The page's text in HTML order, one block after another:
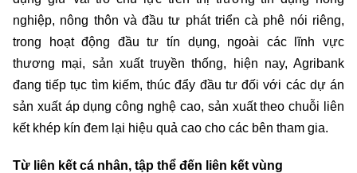
nghiệp, nông thôn và đầu tư phát triển cà phê nói riêng,
trong hoạt động đầu tư tín dụng, ngoài các lĩnh vực
thương mại, sản xuất truyền thống, hiện nay, Agribank
đang tiếp tục tìm kiếm, thúc đẩy đầu tư đối với các dự án
sản xuất áp dụng công nghệ cao, sản xuất theo chuỗi liên
kết khép kín đem lại hiệu quả cao cho các bên tham gia.
Từ liên kết cá nhân, tập thể đến liên kết vùng